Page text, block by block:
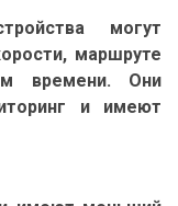
могут
маршруте
времени. Они
и имеют